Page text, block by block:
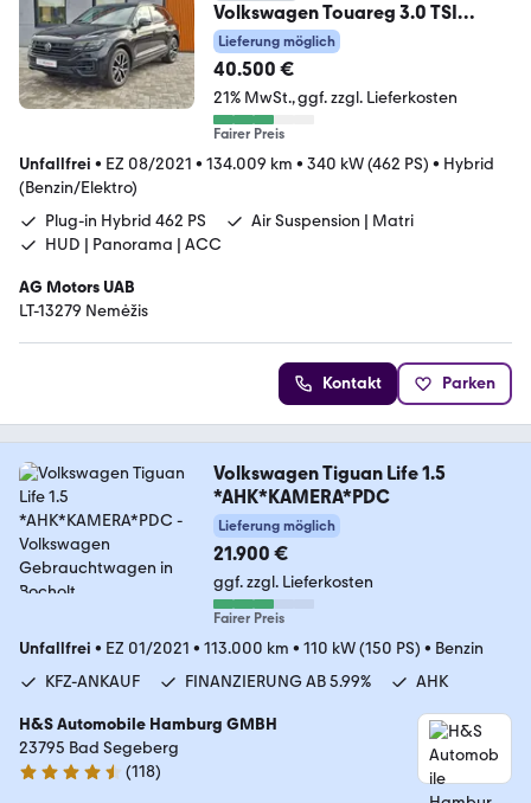
Volkswagen Touareg 3.0 TSI
eHybrid 4Motion
Lieferung möglich
40.500 €
21% MwSt. ggf. zzgl. Lieferkosten
Fairer Preis
Unfallfrei • EZ 08/2021 • 134.009 km • 340 kW (462 PS) • Hybrid
(Benzin/Elektro)
Plug-in Hybrid 462 PS
Air Suspension | Matri
HUD | Panorama | ACC
AG Motors UAB
LT-13279 Nemėžis
Kontakt Parken
Volkswagen Tiguan Life 1.5
*AHK*KAMERA*PDC
Lieferung möglich
21.900 €
ggf. zzgl. Lieferkosten
Fairer Preis
Unfallfrei • EZ 01/2021 • 113.000 km • 110 kW (150 PS) • Benzin
KFZ-ANKAUF
FINANZIERUNG AB 5.99% AHK
H&S Automobile Hamburg GMBH
23795 Bad Segeberg
4.6 Sterne
(118)